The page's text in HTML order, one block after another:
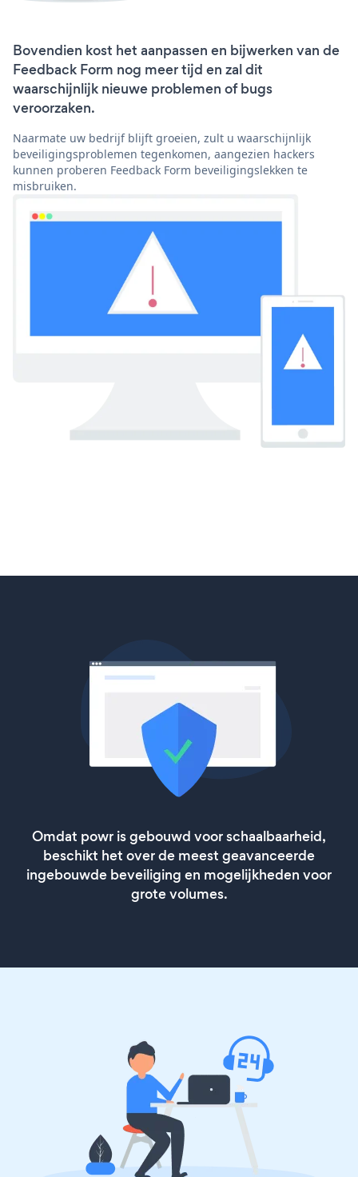
Bovendien kost het aanpassen en bijwerken van de
Feedback Form nog meer tijd en zal dit
waarschijnlijk nieuwe problemen of bugs
veroorzaken.
Naarmate uw bedrijf blijft groeien, zult u waarschijnlijk
beveiligingsproblemen tegenkomen, aangezien hackers
kunnen proberen Feedback Form beveiligingslekken te
misbruiken.
Omdat powr is gebouwd voor schaalbaarheid,
beschikt het over de meest geavanceerde
ingebouwde beveiliging en mogelijkheden voor
grote volumes.